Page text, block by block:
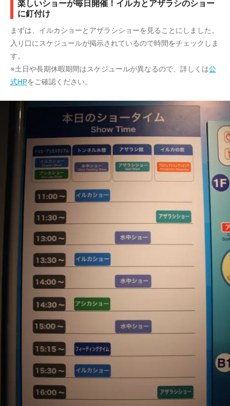
楽しいショーが毎日開催！イルカとアザラシのショー
に釘付け
まずは、イルカショーとアザラシショーを見ることにしました。
入り口にスケジュールが掲示されているので時間をチェックしま
す。
※土日や長期休暇期間はスケジュールが異なるので、詳しくは公
式HPをご確認ください。